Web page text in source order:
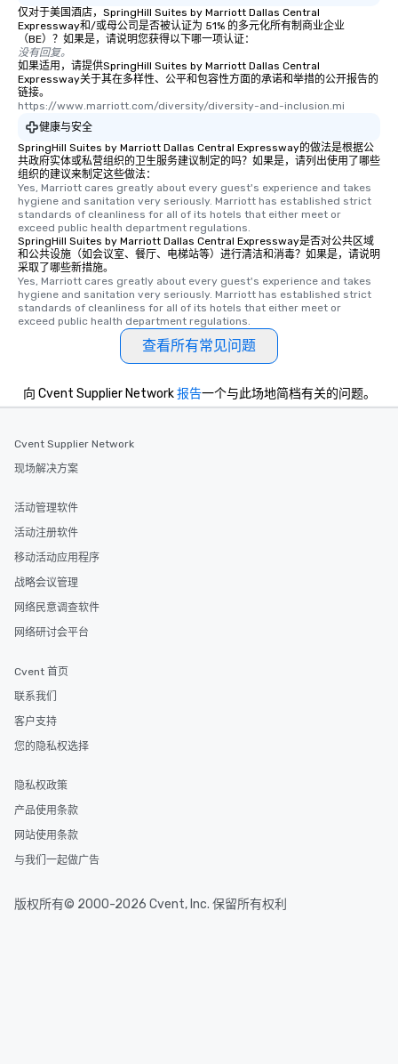
仅对于美国酒店，SpringHill Suites by Marriott Dallas Central
Expressway和/或母公司是否被认证为 51% 的多元化所有制商业企业
（BE）？如果是，请说明您获得以下哪一项认证：
没有回复。
如果适用，请提供SpringHill Suites by Marriott Dallas Central
Expressway关于其在多样性、公平和包容性方面的承诺和举措的公开报告的
链接。
https://www.marriott.com/diversity/diversity-and-inclusion.mi
健康与安全
SpringHill Suites by Marriott Dallas Central Expressway的做法是根据公
共政府实体或私营组织的卫生服务建议制定的吗？如果是，请列出使用了哪些
组织的建议来制定这些做法：
Yes, Marriott cares greatly about every guest's experience and takes
hygiene and sanitation very seriously. Marriott has established strict
standards of cleanliness for all of its hotels that either meet or
exceed public health department regulations.
SpringHill Suites by Marriott Dallas Central Expressway是否对公共区域
和公共设施（如会议室、餐厅、电梯站等）进行清洁和消毒？如果是，请说明
采取了哪些新措施。
Yes, Marriott cares greatly about every guest's experience and takes
hygiene and sanitation very seriously. Marriott has established strict
standards of cleanliness for all of its hotels that either meet or
exceed public health department regulations.
查看所有常见问题
向 Cvent Supplier Network报告一个与此场地简档有关的问题。
Cvent Supplier Network
现场解决方案
活动管理软件
活动注册软件
移动活动应用程序
战略会议管理
网络民意调查软件
网络研讨会平台
Cvent 首页
联系我们
客户支持
您的隐私权选择
隐私权政策
产品使用条款
网站使用条款
与我们一起做广告
版权所有© 2000-2026 Cvent, Inc. 保留所有权利